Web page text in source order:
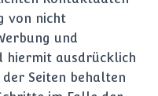
von nicht
und
hiermit ausdrücklich
Seiten behalten